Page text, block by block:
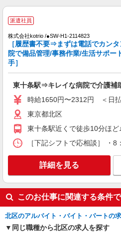
【正社員】月
善手当：20,000
により変動） ・
間） ※固定残業時
認知症介護基礎研
・介護福祉士 な
キープ
派遣社員
株式会社トラストグロース 新宿本
特別養護老人ホ
資格や経験などに
東京都北区
派遣社員
株式会社kotrio /●SW-H1-2069600
東十条駅◆サ高
3〜×残業なし
時給1650円〜
通費全支給(ガソリ
派遣社員
株式会社kotrio /●SW-H1-2114823
［履歴書不要⇒まずは電話でカン
院で備品管理/事務作業/生活サポー
手］
東十条駅⇒キレイな病院で介護補
時給1650円〜2312円 ＜日
東京都北区
東十条駅近くで徒歩10分ほど
［下記シフトで応相談］ ・
詳細を見る
このお仕事に関連する条件
北区のアルバイト・バイト・パートの
同じ職種から北区の求人を探す